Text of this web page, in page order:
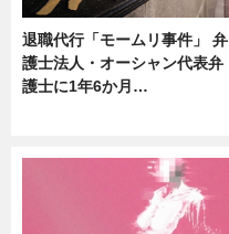
退職代行「モームリ事件」 弁
護士法人・オーシャン代表弁
護士に1年6か月…